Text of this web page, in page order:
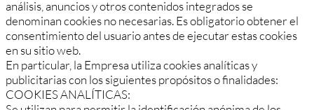
análisis, anuncios y otros contenidos integrados se
denominan cookies no necesarias. Es obligatorio obtener el
consentimiento del usuario antes de ejecutar estas cookies
en su sitio web.
En particular, la Empresa utiliza cookies analíticas y
publicitarias con los siguientes propósitos o finalidades:
COOKIES ANALÍTICAS: